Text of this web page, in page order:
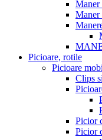
Maner
Maner
Picioare, rotile
Picioare
Clips
Picior
Picior